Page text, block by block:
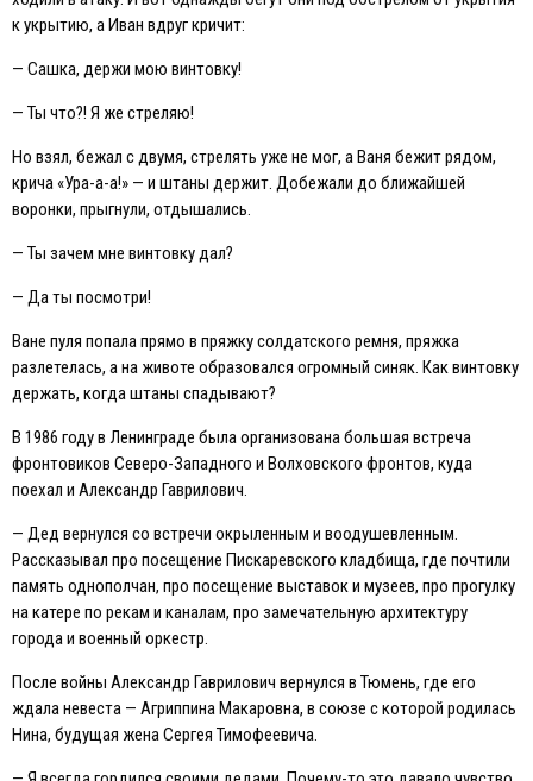
к укрытию, а Иван вдруг кричит:
— Сашка, держи мою винтовку!
— Ты что?! Я же стреляю!
Но взял, бежал с двумя, стрелять уже не мог, а Ваня бежит рядом,
крича «Ура-а-а!» — и штаны держит. Добежали до ближайшей
воронки, прыгнули, отдышались.
— Ты зачем мне винтовку дал?
— Да ты посмотри!
Ване пуля попала прямо в пряжку солдатского ремня, пряжка
разлетелась, а на животе образовался огромный синяк. Как винтовку
держать, когда штаны спадывают?
В 1986 году в Ленинграде была организована большая встреча
фронтовиков Северо-Западного и Волховского фронтов, куда
поехал и Александр Гаврилович.
— Дед вернулся со встречи окрыленным и воодушевленным.
Рассказывал про посещение Пискаревского кладбища, где почтили
память однополчан, про посещение выставок и музеев, про прогулку
на катере по рекам и каналам, про замечательную архитектуру
города и военный оркестр.
После войны Александр Гаврилович вернулся в Тюмень, где его
ждала невеста — Агриппина Макаровна, в союзе с которой родилась
Нина, будущая жена Сергея Тимофеевича.